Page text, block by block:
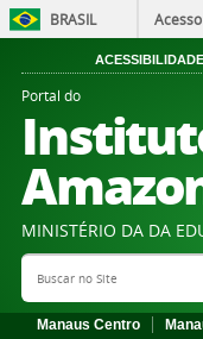
BRASIL
ACESSIBILIDADE
Portal do
MINISTÉRIO DA DA
Search Site
Manaus Centro